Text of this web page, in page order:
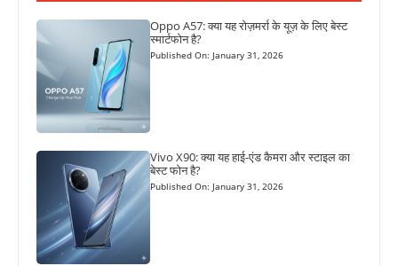
Oppo A57: क्या यह रोज़मर्रा के यूज़ के लिए बेस्ट
स्मार्टफोन है?
Published On: January 31, 2026
Vivo X90: क्या यह हाई-एंड कैमरा और स्टाइल का
बेस्ट फोन है?
Published On: January 31, 2026